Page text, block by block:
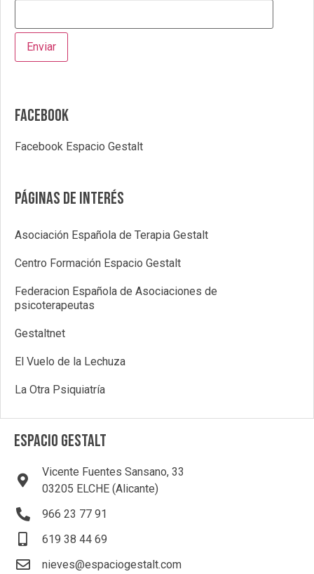
Facebook
Facebook Espacio Gestalt
Páginas de interés
Asociación Española de Terapia Gestalt
Centro Formación Espacio Gestalt
Federacion Española de Asociaciones de
psicoterapeutas
Gestaltnet
El Vuelo de la Lechuza
La Otra Psiquiatría
ESPACIO GESTALT
Vicente Fuentes Sansano, 33
03205 ELCHE (Alicante)
966 23 77 91
619 38 44 69
nieves@espaciogestalt.com